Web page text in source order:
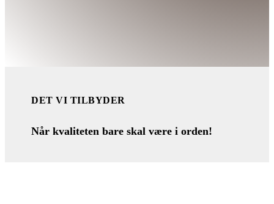
DET VI TILBYDER
Når kvaliteten bare skal være i orden!